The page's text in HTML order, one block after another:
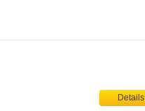
Details